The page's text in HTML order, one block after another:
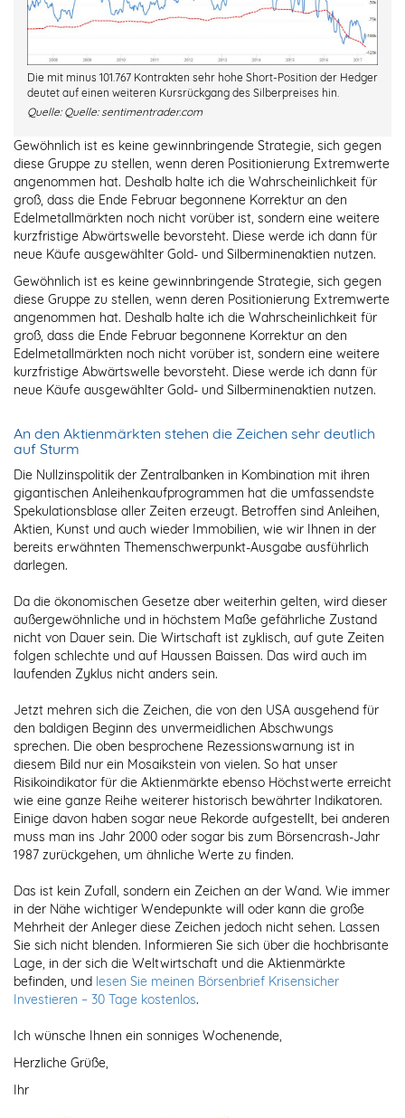
Die mit minus 101.767 Kontrakten sehr hohe Short-Position der Hedger
deutet auf einen weiteren Kursrückgang des Silberpreises hin.
Quelle: Quelle: sentimentrader.com
Gewöhnlich ist es keine gewinnbringende Strategie, sich gegen
diese Gruppe zu stellen, wenn deren Positionierung Extremwerte
angenommen hat. Deshalb halte ich die Wahrscheinlichkeit für
groß, dass die Ende Februar begonnene Korrektur an den
Edelmetallmärkten noch nicht vorüber ist, sondern eine weitere
kurzfristige Abwärtswelle bevorsteht. Diese werde ich dann für
neue Käufe ausgewählter Gold- und Silberminenaktien nutzen.
Gewöhnlich ist es keine gewinnbringende Strategie, sich gegen
diese Gruppe zu stellen, wenn deren Positionierung Extremwerte
angenommen hat. Deshalb halte ich die Wahrscheinlichkeit für
groß, dass die Ende Februar begonnene Korrektur an den
Edelmetallmärkten noch nicht vorüber ist, sondern eine weitere
kurzfristige Abwärtswelle bevorsteht. Diese werde ich dann für
neue Käufe ausgewählter Gold- und Silberminenaktien nutzen.
An den Aktienmärkten stehen die Zeichen sehr deutlich
auf Sturm
Die Nullzinspolitik der Zentralbanken in Kombination mit ihren
gigantischen Anleihenkaufprogrammen hat die umfassendste
Spekulationsblase aller Zeiten erzeugt. Betroffen sind Anleihen,
Aktien, Kunst und auch wieder Immobilien, wie wir Ihnen in der
bereits erwähnten Themenschwerpunkt-Ausgabe ausführlich
darlegen.
Da die ökonomischen Gesetze aber weiterhin gelten, wird dieser
außergewöhnliche und in höchstem Maße gefährliche Zustand
nicht von Dauer sein. Die Wirtschaft ist zyklisch, auf gute Zeiten
folgen schlechte und auf Haussen Baissen. Das wird auch im
laufenden Zyklus nicht anders sein.
Jetzt mehren sich die Zeichen, die von den USA ausgehend für
den baldigen Beginn des unvermeidlichen Abschwungs
sprechen. Die oben besprochene Rezessionswarnung ist in
diesem Bild nur ein Mosaikstein von vielen. So hat unser
Risikoindikator für die Aktienmärkte ebenso Höchstwerte erreicht
wie eine ganze Reihe weiterer historisch bewährter Indikatoren.
Einige davon haben sogar neue Rekorde aufgestellt, bei anderen
muss man ins Jahr 2000 oder sogar bis zum Börsencrash-Jahr
1987 zurückgehen, um ähnliche Werte zu finden.
Das ist kein Zufall, sondern ein Zeichen an der Wand. Wie immer
in der Nähe wichtiger Wendepunkte will oder kann die große
Mehrheit der Anleger diese Zeichen jedoch nicht sehen. Lassen
Sie sich nicht blenden. Informieren Sie sich über die hochbrisante
Lage, in der sich die Weltwirtschaft und die Aktienmärkte
befinden, und lesen Sie meinen Börsenbrief Krisensicher
Investieren – 30 Tage kostenlos.
Ich wünsche Ihnen ein sonniges Wochenende,
Herzliche Grüße,
Ihr